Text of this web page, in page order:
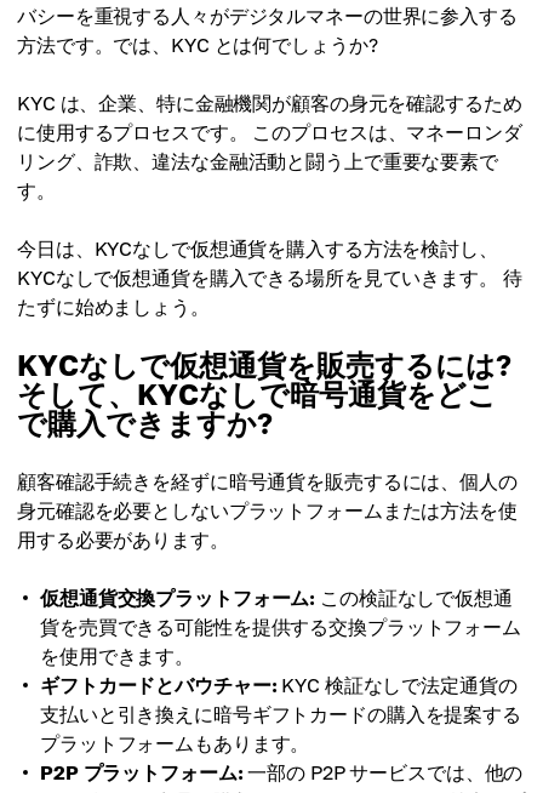
バシーを重視する人々がデジタルマネーの世界に参入する
方法です。では、KYC とは何でしょうか?
KYC は、企業、特に金融機関が顧客の身元を確認するため
に使用するプロセスです。 このプロセスは、マネーロンダ
リング、詐欺、違法な金融活動と闘う上で重要な要素で
す。
今日は、KYCなしで仮想通貨を購入する方法を検討し、
KYCなしで仮想通貨を購入できる場所を見ていきます。 待
たずに始めましょう。
KYCなしで仮想通貨を販売するには?
そして、KYCなしで暗号通貨をどこ
で購入できますか?
顧客確認手続きを経ずに暗号通貨を販売するには、個人の
身元確認を必要としないプラットフォームまたは方法を使
用する必要があります。
仮想通貨交換プラットフォーム: この検証なしで仮想通
貨を売買できる可能性を提供する交換プラットフォーム
を使用できます。
ギフトカードとバウチャー: KYC 検証なしで法定通貨の
支払いと引き換えに暗号ギフトカードの購入を提案する
プラットフォームもあります。
P2P プラットフォーム: 一部の P2P サービスでは、他の